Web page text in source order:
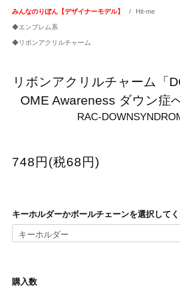
みんなのりぼん【デザイナーモデル】 / Hit-me
◆エンブレム系
◆リボンアクリルチャーム
リボンアクリルチャーム「
OME Awareness ダウン症
RAC-
748円(税68円)
キーホルダーかボールチェーンを選択して
購入数